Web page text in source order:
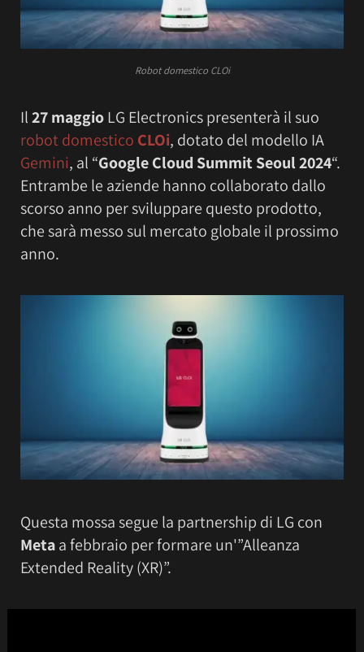
Robot domestico CLOi
Il27 maggioLG Electronics presenterà il suo
robot domestico CLOi, dotato del modello IA
Gemini, al “Google Cloud Summit Seoul 2024“.
Entrambe le aziende hanno collaborato dallo
scorso anno per sviluppare questo prodotto,
che sarà messo sul mercato globale il prossimo
anno.
Questa mossa segue la partnership di LG con
Metaa febbraio per formare un'”Alleanza
Extended Reality (XR)”.